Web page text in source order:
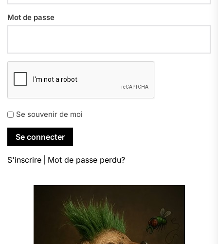
Mot de passe
Se souvenir de moi
S'inscrire Mot de passe perdu?